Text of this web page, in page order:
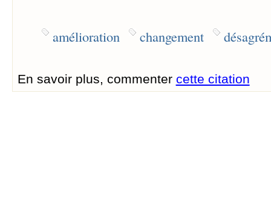
amélioration changement
En savoir plus, commenter cette citation